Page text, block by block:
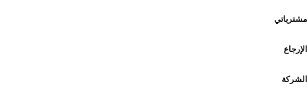
مشترياتي
الإرجاع
الشركة